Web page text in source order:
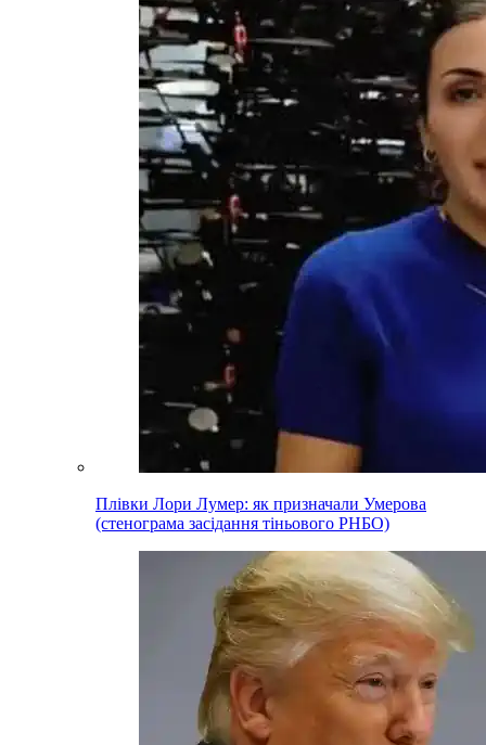
Плівки Лори Лумер: як призначали Умерова
(стенограма засідання тіньового РНБО)